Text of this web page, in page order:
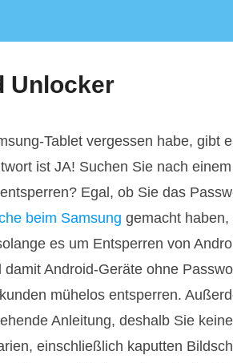
Unlocker
Tablet vergessen habe, gibt
ist JA! Suchen Sie nach
Egal, ob Sie das
beim Samsung gemacht haben,
es um Entsperren von
damit Android-Geräte ohne
mühelos entsperren.
Anleitung, deshalb Sie
einschließlich kaputten